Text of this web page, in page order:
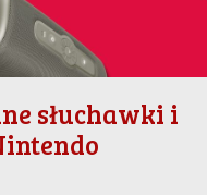
słuchawki i